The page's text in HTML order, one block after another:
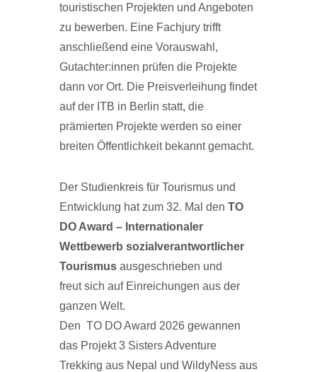
touristischen Projekten und Angeboten
zu bewerben. Eine Fachjury trifft
anschließend eine Vorauswahl,
Gutachter:innen prüfen die Projekte
dann vor Ort. Die Preisverleihung findet
auf der ITB in Berlin statt, die
prämierten Projekte werden so einer
breiten Öffentlichkeit bekannt gemacht.
Der Studienkreis für Tourismus und
Entwicklung hat zum 32. Mal den TO
DO Award – Internationaler
Wettbewerb sozialverantwortlicher
Tourismus ausgeschrieben und
freut sich auf Einreichungen aus der
ganzen Welt.
Den TO DO Award 2026 gewannen
das Projekt 3 Sisters Adventure
Trekking aus Nepal und WildyNess aus